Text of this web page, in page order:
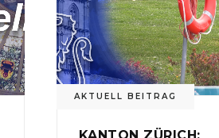
AKTUELL BEITRAG